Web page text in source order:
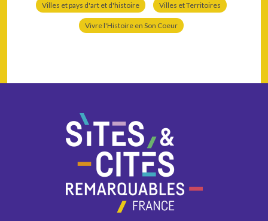
Villes et pays d'art et d'histoire Villes et Territoires
Vivre l'Histoire en Son Coeur